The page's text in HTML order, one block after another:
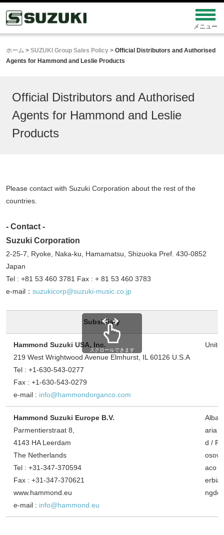
ホーム > SUZUKI Group Sales Policy > Official Distributors and Authorised
Agents for Hammond and Leslie Products
Official Distributors and Authorised
Agents for Hammond and Leslie
Products
Please contact with Suzuki Corporation about the rest of the
countries.
- Contact -
Suzuki Corporation
2-25-7, Ryoke, Naka-ku, Hamamatsu, Shizuoka Pref. 430-0852
Japan
Tel : +81 53 460 3781 Fax : + 81 53 460 3783
e-mail： suzukicorp@suzuki-music.co.jp
Subsidiary
Hammond Suzuki USA, Inc.
219 West Wrightwood Avenue Elmhurst, IL 60126 U.S.A
Tel : +1-630-543-0277
Fax : +1-630-543-0279
e-mail : info@hammondorganco.com
Hammond Suzuki Europe B.V.
Parmentierstraat 8,
4143 HA Leerdam
The Netherlands
Tel : +31-347-370594
Fax : +31-347-370621
www.hammond.eu
e-mail : info@hammond.eu
aria /
d /
aco /
erbia
スクロールできます